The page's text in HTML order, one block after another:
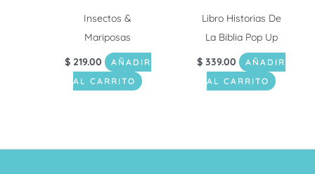
Insectos &
Mariposas
$219.00
AÑADIR
AL CARRITO
Libro Historias De
La Biblia Pop Up
$ 339.00
AÑADIR
AL CARRITO